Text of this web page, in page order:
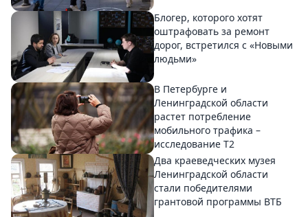
Блогер, которого хотят
оштрафовать за ремонт
дорог, встретился с «Новыми
людьми»
В Петербурге и
Ленинградской области
растет потребление
мобильного трафика –
исследование T2
Два краеведческих музея
Ленинградской области
стали победителями
грантовой программы ВТБ